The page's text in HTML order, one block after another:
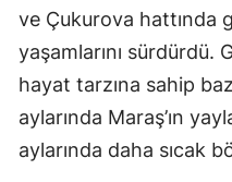
ve Çukurova hattında
yaşamlarını sürdürdü.
hayat tarzına sahip
aylarında Maraş’ın
aylarında daha sıcak